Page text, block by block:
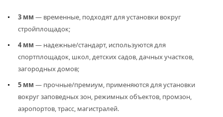
3 мм — временные, подходят для установки вокруг
стройплощадок;
4 мм — надежные/стандарт, используются для
спортплощадок, школ, детских садов, дачных участков,
загородных домов;
5 мм — прочные/премиум, применяются для установки
вокруг заповедных зон, режимных объектов, промзон,
аэропортов, трасс, магистралей.